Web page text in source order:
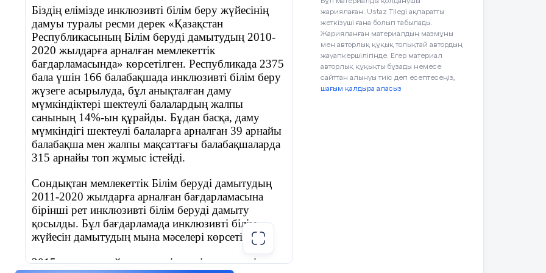
(ұқсастықтарды, айырмашылықтарды, себептік-
салдарлық қатынастарды және т.б. анықтау) табу,
ақпаратты салыстырып көру, автордың ойын білу,
жауапты дайындау барысында әлем туралы өз
пайымдауына сүйеніп, өз ойын қорғайтын
дәлелдер келтіруді меңгеруі қажет. Сондықтан
мәтінмен жұмыс жасаудың мақсаты – мәтіннің
тілдік-құрылымдық, стильдік жүйесін ғылыми-
теориялық тұрғыдан негіздеу.
Білім алушылардың мәтінмен жұмыс жасау
дағдыларын дамыту арқылы шығармашылық
игерілген ақпарат арқылы сыни ойлауы мен
метатанымдық қабілеттерін арттыру. Мәтінмен
жұмыс жүргізуде теориялық білімді практикалық
жұмыстармен тығыз ұштастырып, мәтіннің және
шығармашылықтың өзіндік заңдылықтарын
сауатты қолдануға негізделген ауызша, жазбаша
жұмыстар, теориялық ұғымдар негізінде мәтін мен
Бұл
ақпаратты
жіктей
аламын ба?
 Қысқаша,
бірнеше
сөйлеммен
негізгі ойды
жеткізе
аламын ба?
 Осыған
қандай
ассоцияция
лар бар? 
Оқиғаның
немесе
құбылыстың
Біздің елімізде инклюзивті білім беру жүйесінің
дамуы туралы ресми дерек «Қазақстан
Республикасының Білім беруді дамытудың 2010-
2020 жылдарға арналған мемлекеттік
бағдарламасында» көрсетілген. Республикада 2375
бала үшін 166 балабақшада инклюзивті білім беру
жүзеге асырылуда, бұл анықталған даму
мүмкіндіктері шектеулі балалардың жалпы
санының 14%-ын құрайды. Бұдан басқа, даму
мүмкіндігі шектеулі балаларға арналған 39 арнайы
балабақша мен жалпы мақсаттағы балабақшаларда
315 арнайы топ жұмыс істейді.
Сондықтан мемлекеттік Білім беруді дамытудың
2011-2020 жылдарға арналған бағдарламасына
бірінші рет инклюзивті білім беруді дамыту
қосылды. Бұл бағдарламада инклюзивті білім
жүйесін дамытудың мына мәселері көрсетілген:
2015 жылға қарай аталған міндетті шешу үшін:
жариялаған. Ustaz Tilegi ақпаратты
жеткізуші ғана болып табылады.
Жарияланған материалдың мазмұны
мен авторлық құқық толықтай автордың
жауапкершілігінде. Егер материал
авторлық құқықты бұзады немесе
сайттан алынуы тиіс деп есептесеңіз,
шағым қалдыра аласыз